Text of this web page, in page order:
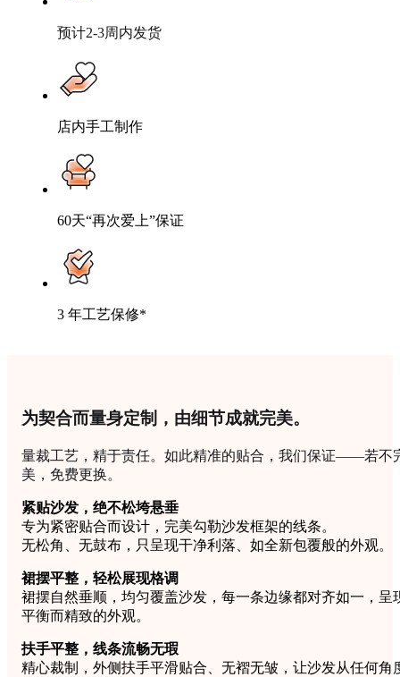
预计2-3周内发货
店内手工制作
60天“再次爱上”保证
3 年工艺保修*
为契合而量身定制，由细节成就完美。
量裁工艺，精于责任。如此精准的贴合，我们保证——若不
美，免费更换。
紧贴沙发，绝不松垮悬垂
专为紧密贴合而设计，完美勾勒沙发框架的线条。
无松角、无鼓布，只呈现干净利落、如全新包覆般的外观。
裙摆平整，轻松展现格调
裙摆自然垂顺，均匀覆盖沙发，每一条边缘都对齐如一，呈
平衡而精致的外观。
扶手平整，线条流畅无瑕
精心裁制，外侧扶手平滑贴合、无褶无皱，让沙发从任何角